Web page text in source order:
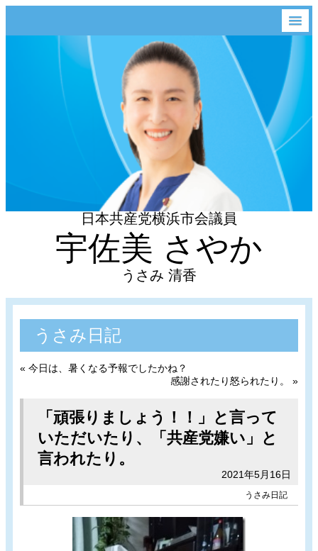
宇佐美 さやか
うさみ 清香
日本共産党横浜市会議員
うさみ日記
« 今日は、暑くなる予報でしたかね？
感謝されたり怒られたり。
»
「頑張りましょう！！」と言って
いただいたり、「共産党嫌い」と
言われたり。
2021年5月16日
うさみ日記